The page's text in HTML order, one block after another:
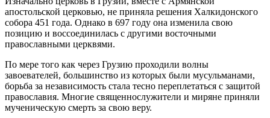
апостольской церковью, не приняла решения Халкидонского
собора 451 года. Однако в 697 году она изменила свою
позицию и воссоединилась с другими восточными
православными церквями.
По мере того как через Грузию проходили волны
завоевателей, большинство из которых были мусульманами,
борьба за независимость стала тесно переплетаться с защитой
православия. Многие священнослужители и миряне приняли
мученическую смерть за свою веру.